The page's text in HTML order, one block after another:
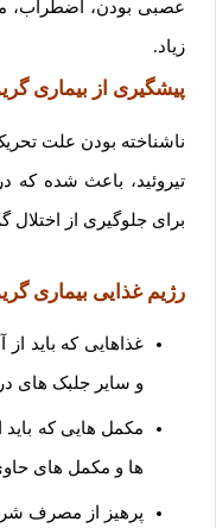
عصبی بودن، اضطراب،
زیاد.
پیشگیری از بیماری
ناشناخته بودن علت
تیروئید، باعث شده که
برای جلوگیری از اختلال
رژیم غذایی بیماری
غذاهایی که باید از
و سایر جلبک های
مکمل هایی که باید
ها و مکمل های
پرهیز از مصرف